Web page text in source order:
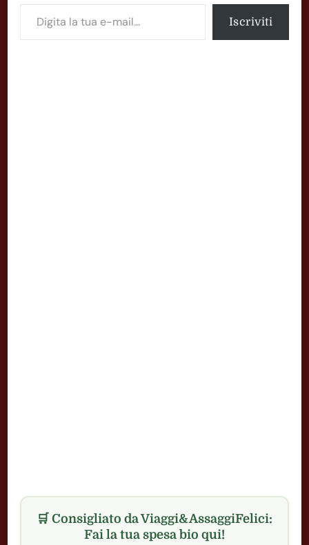
Iscriviti
🛒 Consigliato da Viaggi&AssaggiFelici:
Fai la tua spesa bio qui!